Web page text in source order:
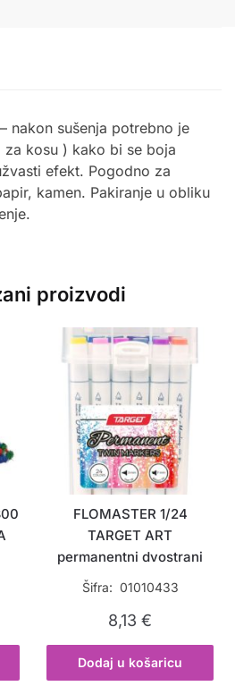
nakon sušenja potrebno je
kosu ) kako bi se boja
efekt. Pogodno za
kamen. Pakiranje u obliku
proizvodi
FLOMASTER 1/24
TARGET ART
permanentni dvostrani
Šifra: 01010433
8,13€
Dodaj u košaricu